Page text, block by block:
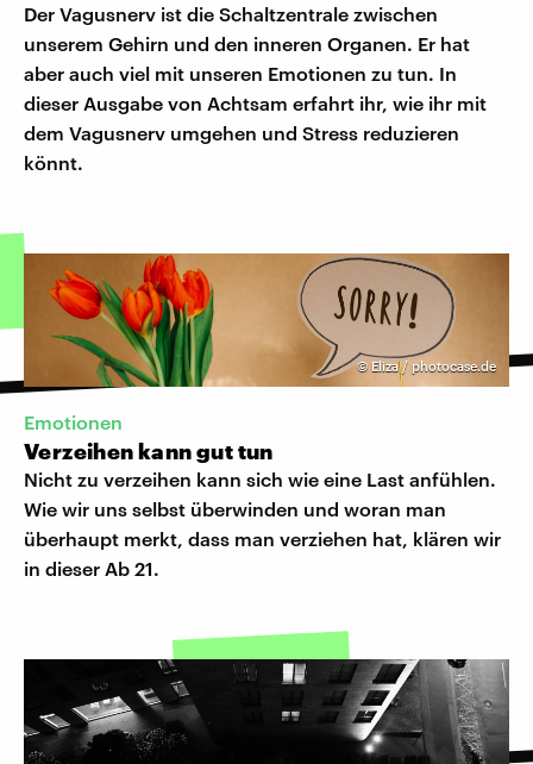
Der Vagusnerv ist die Schaltzentrale zwischen
unserem Gehirn und den inneren Organen. Er hat
aber auch viel mit unseren Emotionen zu tun. In
dieser Ausgabe von Achtsam erfahrt ihr, wie ihr mit
dem Vagusnerv umgehen und Stress reduzieren
könnt.
© Eliza / photocase.de
Emotionen
Verzeihen kann gut tun
Nicht zu verzeihen kann sich wie eine Last anfühlen.
Wie wir uns selbst überwinden und woran man
überhaupt merkt, dass man verziehen hat, klären wir
in dieser Ab 21.